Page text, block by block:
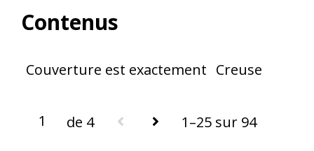
Nanic 0sterlind
Yves Osterlind
Nous contacter
Contenus
Couverture est exactement Creuse
de 4 1–25 sur 94